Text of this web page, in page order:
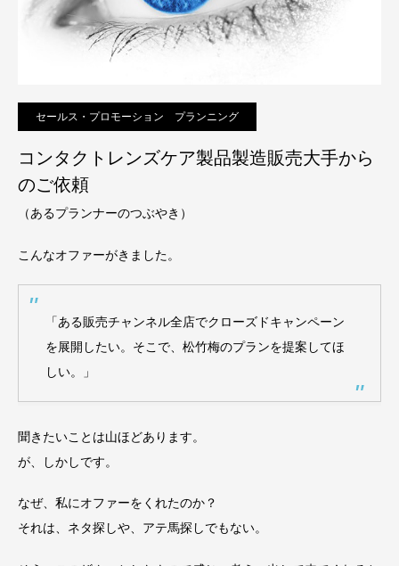
セールス・プロモーション プランニング
コンタクトレンズケア製品製造販売大手から
のご依頼
（あるプランナーのつぶやき）
こんなオファーがきました。
「ある販売チャンネル全店でクローズドキャンペーン
を展開したい。そこで、松竹梅のプランを提案してほ
しい。」
聞きたいことは山ほどあります。
が、しかしです。
なぜ、私にオファーをくれたのか？
それは、ネタ探しや、アテ馬探しでもない。